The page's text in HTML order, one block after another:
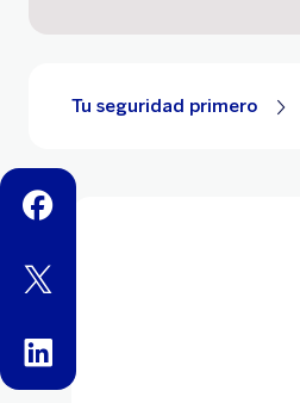
facebook
twitter
linkedin
Tu seguridad primero